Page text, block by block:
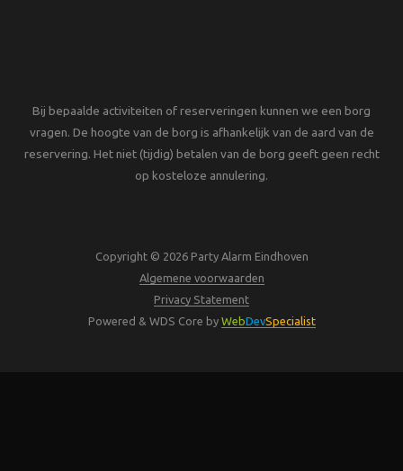
Bij bepaalde activiteiten of reserveringen kunnen we een borg
vragen. De hoogte van de borg is afhankelijk van de aard van de
reservering. Het niet (tijdig) betalen van de borg geeft geen recht
op kosteloze annulering.
Copyright © 2026 Party Alarm Eindhoven
Algemene voorwaarden
Privacy Statement
Powered & WDS Core by WebDevSpecialist